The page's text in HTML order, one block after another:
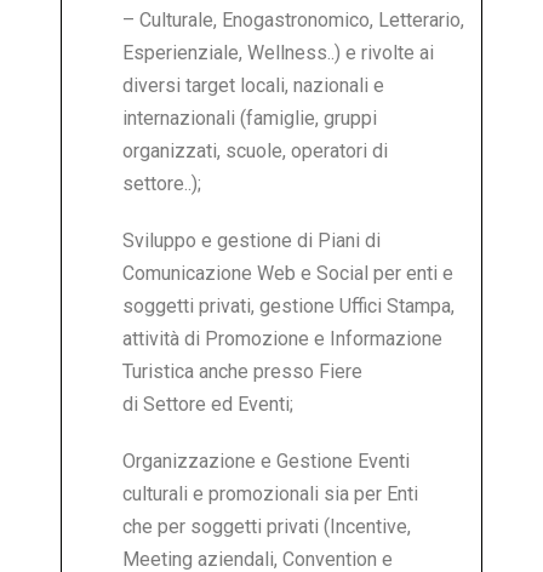
– Culturale, Enogastronomico, Letterario,
Esperienziale, Wellness..) e rivolte ai
diversi target locali, nazionali e
internazionali (famiglie, gruppi
organizzati, scuole, operatori di
settore..);
Sviluppo e gestione di Piani di
Comunicazione Web e Social per enti e
soggetti privati, gestione Uffici Stampa,
attività di Promozione e Informazione
Turistica anche presso Fiere
di Settore ed Eventi;
Organizzazione e Gestione Eventi
culturali e promozionali sia per Enti
che per soggetti privati (Incentive,
Meeting aziendali, Convention e